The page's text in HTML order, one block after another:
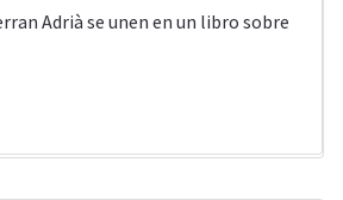
Adrià se unen en un libro sobre